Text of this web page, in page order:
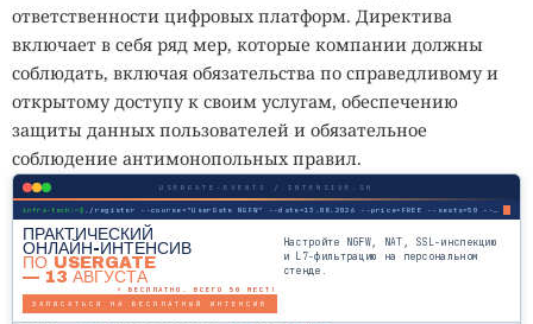
ответственности цифровых платформ. Директива
включает в себя ряд мер, которые компании должны
соблюдать, включая обязательства по справедливому и
открытому доступу к своим услугам, обеспечению
защиты данных пользователей и обязательное
соблюдение антимонопольных правил.
USERGATE-EVENTS / INTENSIVE.SH
infra-tech:~$ ./register --course="UserGate NGFW" --date=13.08.2026 --price=FREE --seats=50 --mode=online
ПРАКТИЧЕСКИЙ
ОНЛАЙН-ИНТЕНСИВ
ПО USERGATE
— 13 АВГУСТА
Настройте NGFW, NAT, SSL-инспекцию
и L7-фильтрацию на персональном
стенде.
⚡ БЕСПЛАТНО. ВСЕГО 50 МЕСТ!
ЗАПИСАТЬСЯ НА БЕСПЛАТНЫЙ ИНТЕНСИВ